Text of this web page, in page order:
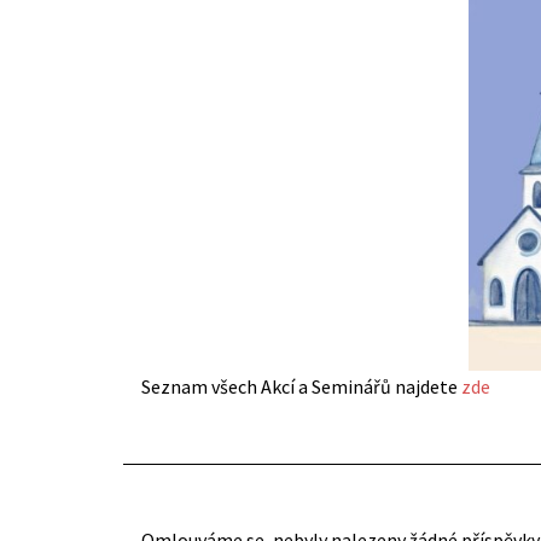
Seznam všech Akcí a Seminářů najdete zde